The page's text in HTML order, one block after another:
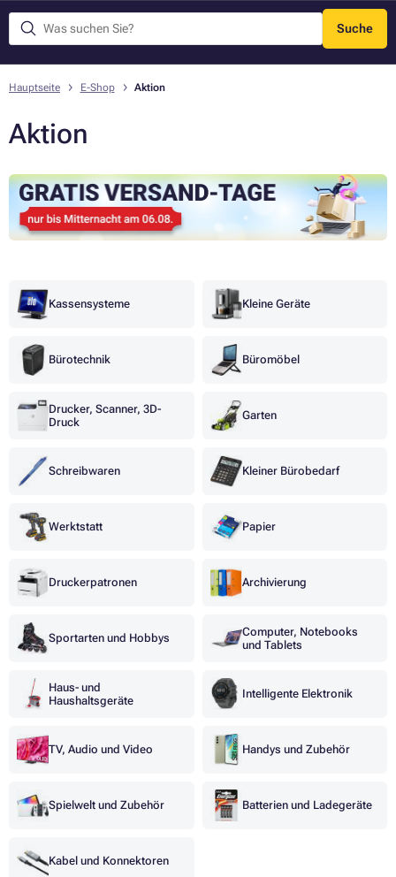
Suche
Menü
Hauptseite E-Shop Aktion
Aktion
Kassensysteme Kleine Geräte
Bürotechnik Büromöbel
Drucker, Scanner, 3D-
Druck
Garten
Schreibwaren Kleiner Bürobedarf
Werktstatt Papier
Druckerpatronen Archivierung
Sportarten und Hobbys
Computer, Notebooks
und Tablets
Haus- und
Haushaltsgeräte
Intelligente Elektronik
TV, Audio und Video Handys und Zubehör
Spielwelt und Zubehör Batterien und Ladegeräte
Kabel und Konnektoren